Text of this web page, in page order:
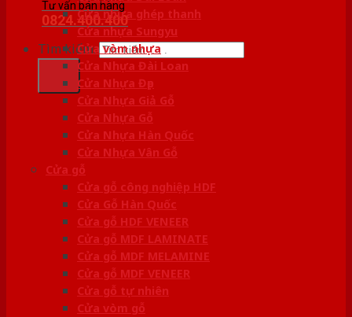
Tư vấn bán hàng
0824.400.400
Tìm kiếm:
Cửa nhựa ghép thanh
Cửa nhựa Sungyu
Cửa vòm nhựa
Cửa Nhựa Đài Loan
Cửa Nhựa Đẹp
Cửa Nhựa Giả Gỗ
Cửa Nhựa Gỗ
Cửa Nhựa Hàn Quốc
Cửa Nhựa Vân Gỗ
Cửa gỗ
Cửa gỗ công nghiệp HDF
Cửa Gỗ Hàn Quốc
Cửa gỗ HDF VENEER
Cửa gỗ MDF LAMINATE
Cửa gỗ MDF MELAMINE
Cửa gỗ MDF VENEER
Cửa gỗ tự nhiên
Cửa vòm gỗ